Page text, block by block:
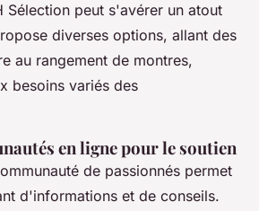
Sélection peut s'avérer un atout
diverses options, allant des
au rangement de montres,
besoins variés des
en ligne pour le soutien
de passionnés permet
d'informations et de conseils.